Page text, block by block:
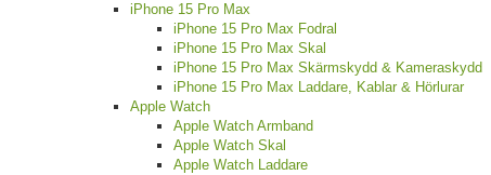
iPhone 15 Pro Max
iPhone 15 Pro Max Fodral
iPhone 15 Pro Max Skal
iPhone 15 Pro Max Skärmskydd & Kameraskydd
iPhone 15 Pro Max Laddare, Kablar & Hörlurar
Apple Watch
Apple Watch Armband
Apple Watch Skal
Apple Watch Laddare